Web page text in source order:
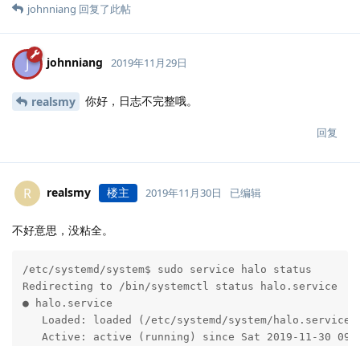
johnniang 回复了此帖
J johnniang 2019年11月29日
realsmy 你好，日志不完整哦。
回复
R realsmy 楼主 2019年11月30日 已编辑
不好意思，没粘全。
/etc/systemd/system$ sudo service halo status
Redirecting to /bin/systemctl status halo.service
● halo.service
Loaded: loaded (/etc/systemd/system/
Active: active (running) since Sat 2019-11-30